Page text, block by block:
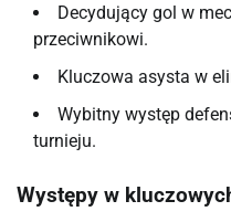
Decydujący gol w
przeciwnikowi.
Kluczowa asysta w
Wybitny występ
turnieju.
Występy w